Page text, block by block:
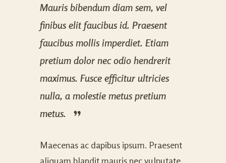
Mauris bibendum diam sem, vel
finibus elit faucibus id. Praesent
faucibus mollis imperdiet. Etiam
pretium dolor nec odio hendrerit
maximus. Fusce efficitur ultricies
nulla, a molestie metus pretium
metus.
Maecenas ac dapibus ipsum. Praesent
aliquam blandit mauris nec vulputate.